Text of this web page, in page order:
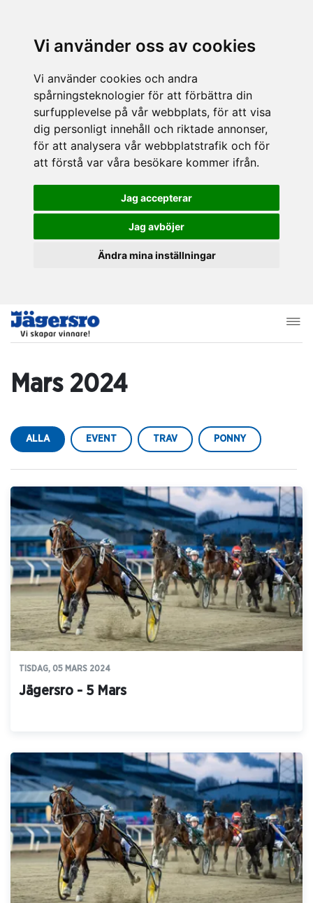
Vi använder oss av cookies
Vi använder cookies och andra
spårningsteknologier för att förbättra din
surfupplevelse på vår webbplats, för att visa
dig personligt innehåll och riktade annonser,
för att analysera vår webbplatstrafik och för
att förstå var våra besökare kommer ifrån.
Jag accepterar
Jag avböjer
Ändra mina inställningar
Mars 2024
ALLA EVENT TRAV PONNY
TISDAG, 05 MARS 2024
Jägersro - 5 Mars